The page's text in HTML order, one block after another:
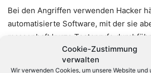
Cookie-Zustimmung
verwalten
Wir verwenden Cookies, um unsere Website und
Bei den Angriffen verwenden Hacker
automatisierte Software, mit der sie
massenhaft kurze Testanrufe
Rufnummernblöcke von Unternehmen
Schwachstellen durchsuchen. Wenn